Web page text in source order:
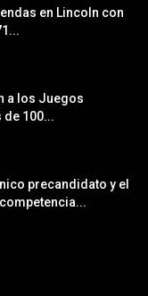
en Lincoln con
a los Juegos
de 100...
precandidato y el